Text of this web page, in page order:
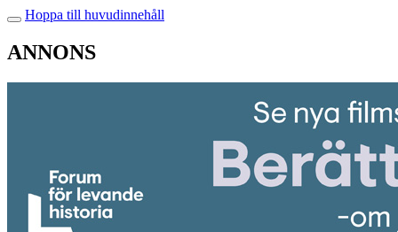
Hoppa till huvudinnehåll
ANNONS